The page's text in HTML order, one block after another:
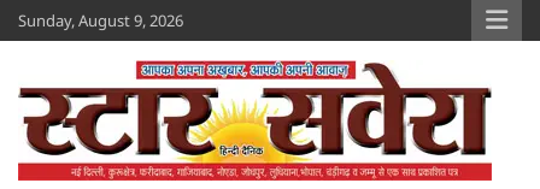
Skip
to
Sunday, August 9, 2026